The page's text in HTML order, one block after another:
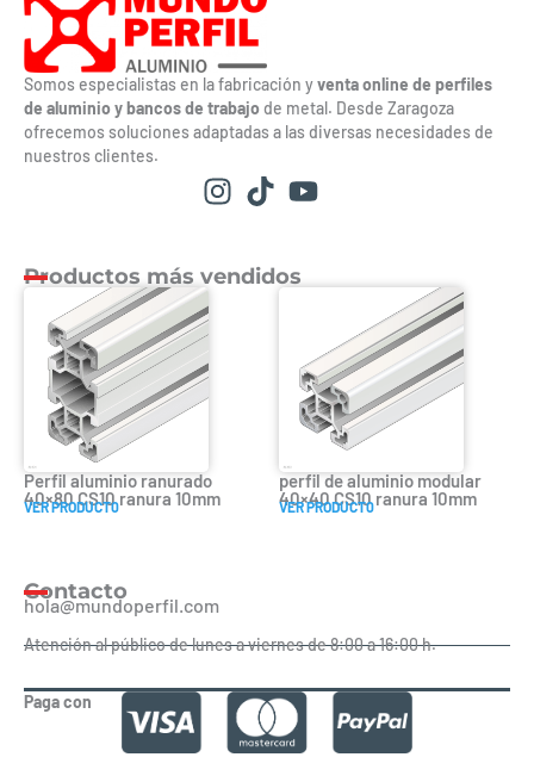
Somos especialistas en la fabricación yventa online de perfiles
de aluminio y bancos de trabajo de metal. Desde Zaragoza
ofrecemos soluciones adaptadas a las diversas necesidades de
nuestros clientes.
Productos más vendidos
Perfil aluminio ranurado
40×80 CS10 ranura 10mm
VER PRODUCT0
perfil de aluminio modular
40×40 CS10 ranura 10mm
VER PRODUCT0
Contacto
hola@mundoperfil.com
Atención al público de lunes a viernes de 8:00 a 16:00 h.
Paga con